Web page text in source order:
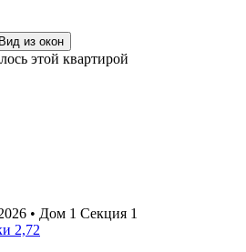
Вид из окон
этой квартирой
• Дом 1 Секция 1
2,72